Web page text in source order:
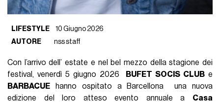
LIFESTYLE
10 Giugno 2026
AUTORE
nss staff
Con l’arrivo dell’ estate e nel bel mezzo della stagione dei
festival, venerdì 5 giugno 2026
BUFET SOCIS CLUB e
BARBACUE hanno ospitato a Barcellona una nuova
edizione del loro atteso evento annuale a Casa